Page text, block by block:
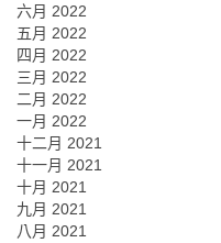
六月 2022
五月 2022
四月 2022
三月 2022
二月 2022
一月 2022
十二月 2021
十一月 2021
十月 2021
九月 2021
八月 2021